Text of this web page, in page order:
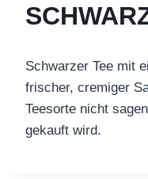
Schwarzer Tee mit
frischer, cremiger
Teesorte nicht
gekauft wird.